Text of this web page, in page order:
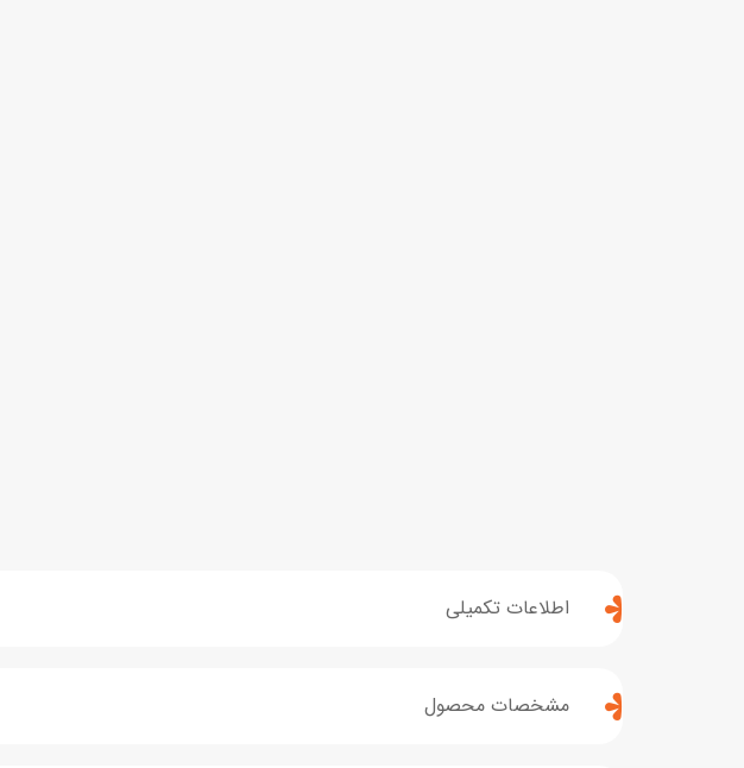
اطلاعات تکمیلی
مشخصات محصول